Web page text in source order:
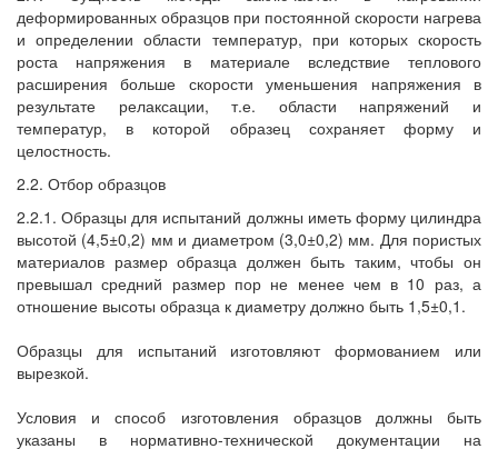
деформированных образцов при постоянной скорости нагрева
и определении области температур, при которых скорость
роста напряжения в материале вследствие теплового
расширения больше скорости уменьшения напряжения в
результате релаксации, т.е. области напряжений и
температур, в которой образец сохраняет форму и
целостность.
2.2. Отбор образцов
2.2.1. Образцы для испытаний должны иметь форму цилиндра
высотой (4,5±0,2) мм и диаметром (3,0±0,2) мм. Для пористых
материалов размер образца должен быть таким, чтобы он
превышал средний размер пор не менее чем в 10 раз, а
отношение высоты образца к диаметру должно быть 1,5±0,1.
Образцы для испытаний изготовляют формованием или
вырезкой.
Условия и способ изготовления образцов должны быть
указаны в нормативно-технической документации на